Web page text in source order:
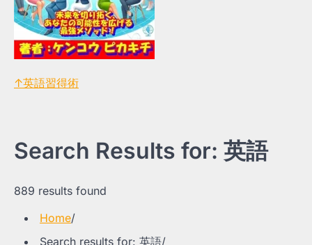
↑英語習得術
Search Results for: 英語
889 results found
Home
Search results for: 英語